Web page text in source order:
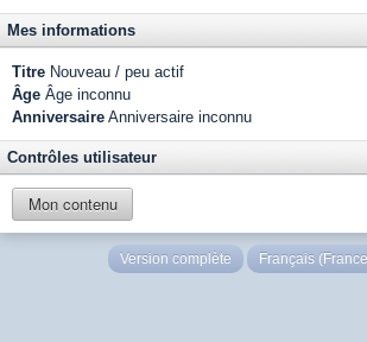
Mes informations
Titre Nouveau / peu actif
Âge Âge inconnu
Anniversaire Anniversaire inconnu
Contrôles utilisateur
Mon contenu
Version complète Français